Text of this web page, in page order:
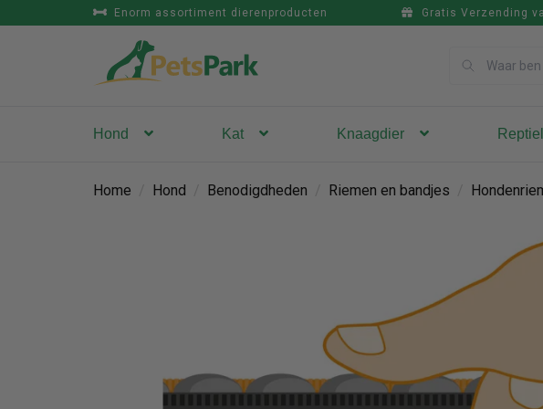
Enorm assortiment dierenproducten Gratis Verzending
Hond Kat Knaagdier Reptiel
Home Hond Benodigdheden Riemen en bandjes